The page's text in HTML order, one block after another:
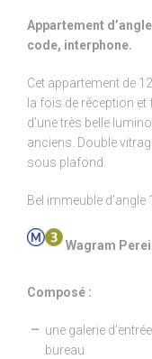
Appartement
code, interphone.
Cet appartement de
la fois de réception et
d’une très belle
anciens. Double
sous plafond.
Bel immeuble
Wagram
Composé :
une galerie
bureau